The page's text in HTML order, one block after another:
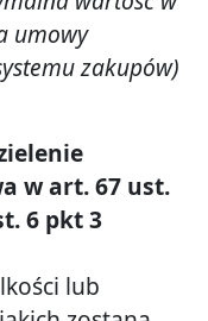
umowy
zakupów)
w art. 67 ust.
6 pkt 3
lub